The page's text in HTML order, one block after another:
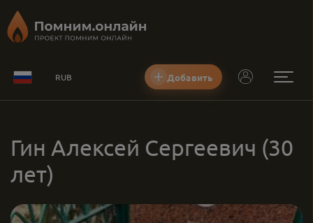
RUB Добавить
Гин Алексей Сергеевич (30
лет)